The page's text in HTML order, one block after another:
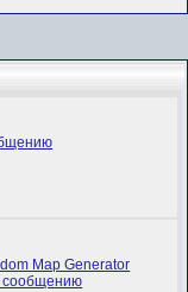
Map Generator